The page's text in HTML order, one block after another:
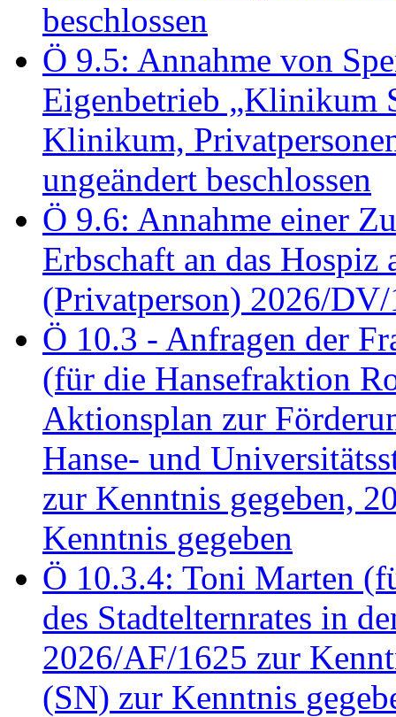
beschlossen
Ö 9.5: Annahme von
Eigenbetrieb „Klinikum
Klinikum,
ungeändert beschlossen
Ö 9.6: Annahme einer
Erbschaft an das
(Privatperson) 2026/DV/
Ö 10.3 - Anfragen der
(für die Hansefraktion
Aktionsplan zur
Hanse- und
zur Kenntnis gegeben,
Kenntnis gegeben
Ö 10.3.4: Toni Marten
des Stadtelternrates in
2026/AF/1625 zur
(SN) zur Kenntnis